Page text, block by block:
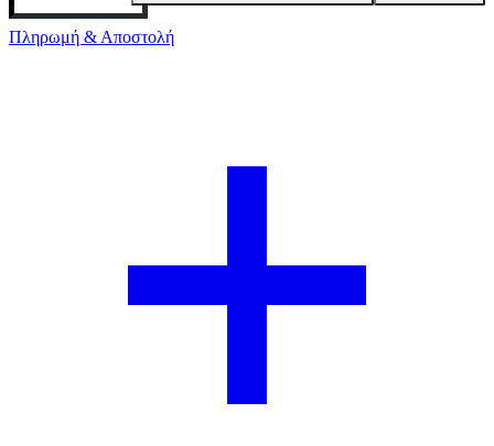
PEACE
&
CHAOS
Πληρωμή & Αποστολή